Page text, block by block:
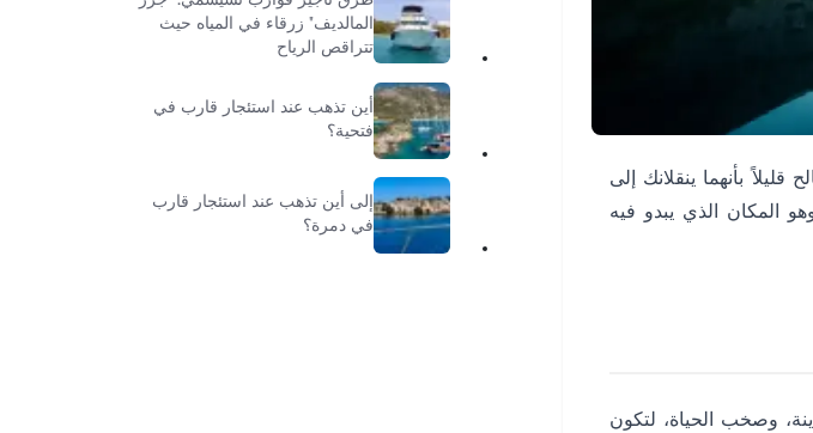
قليلاً بأنهما ينقلانك إلى
المكان الذي يبدو فيه
وصخب الحياة، لتكون
المالديف" زرقاء في المياه حيث
تتراقص الرياح
أين تذهب عند استئجار قارب في
فتحية؟
إلى أين تذهب عند استئجار قارب
في دمرة؟